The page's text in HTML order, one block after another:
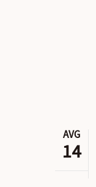
AVG
14